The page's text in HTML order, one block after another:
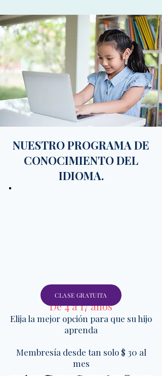
NUESTRO PROGRAMA DE
CONOCIMIENTO DEL
IDIOMA.
De 4 a 17 años
Elija la mejor opción para que su hijo
aprenda
Membresía desde tan solo $ 30 al
mes
CLASE GRATUITA